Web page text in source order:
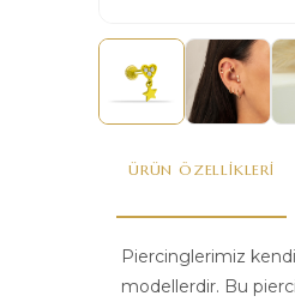
ÜRÜN ÖZELLIKLERI
Piercinglerimiz
modellerdir. Bu